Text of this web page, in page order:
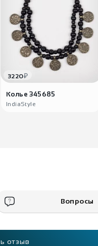
3220₽
Колье 345685
IndiaStyle
Вопросы
отзыв